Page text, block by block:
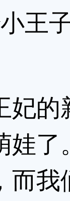
子
妃
娃
而